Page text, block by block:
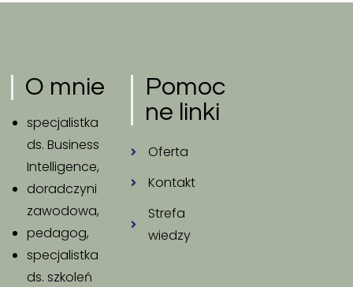
O mnie
specjalistka
ds. Business
Intelligence,
doradczyni
zawodowa,
pedagog,
specjalistka
ds. szkoleń
Pomoc
ne linki
Oferta
Kontakt
Strefa
wiedzy